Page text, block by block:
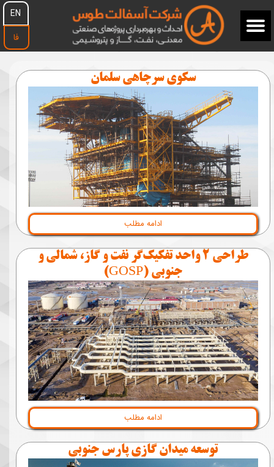
EN
فا
سكوی سرچاهی سلمان
ادامه مطلب
طراحی 2 واحد تفكيک‌گر نفت و گاز، شمالی و
جنوبی (GOSP)
ادامه مطلب
توسعه ميدان گازی پارس جنوبی